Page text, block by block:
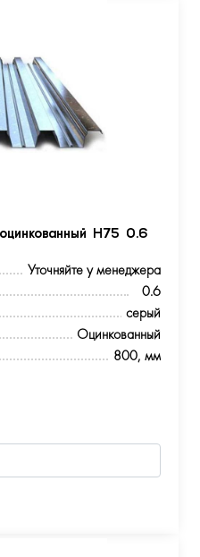
Н75 0.6
Уточняйте у менеджера
0.6
серый
Оцинкованный
800, мм